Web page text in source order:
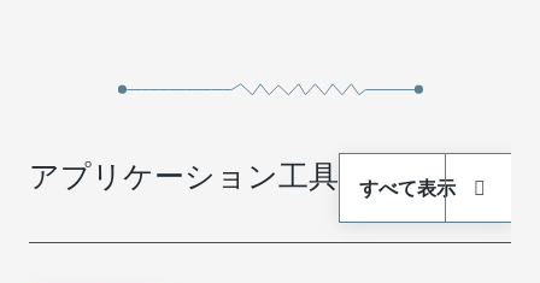
アプリケーション工具 すべて表示